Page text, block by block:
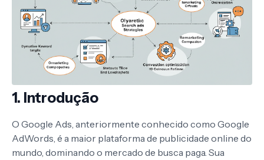
1. Introdução
O Google Ads, anteriormente conhecido como Google
AdWords, é a maior plataforma de publicidade online do
mundo, dominando o mercado de busca paga. Sua